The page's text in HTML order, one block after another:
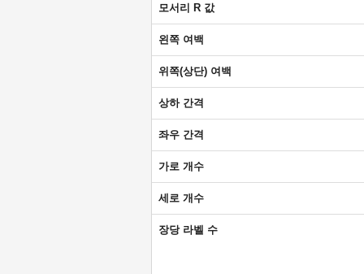
모서리 R 값
왼쪽 여백
위쪽(상단) 여백
상하 간격
좌우 간격
가로 개수
세로 개수
장당 라벨 수